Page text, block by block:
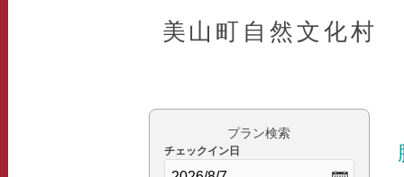
美山町自然文化村
プラン検索
チェックイン日